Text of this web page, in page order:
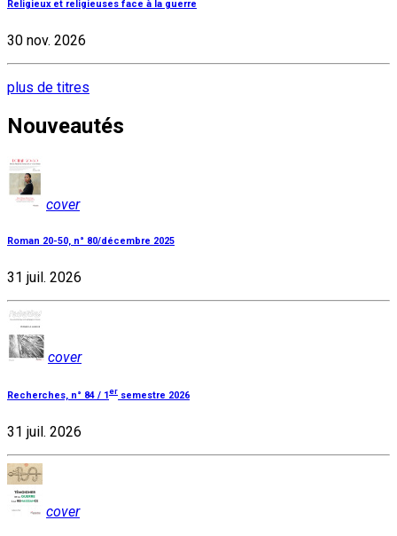
Religieux et religieuses face à la guerre
30 nov. 2026
plus de titres
Nouveautés
cover
Roman 20-50, n° 80/décembre 2025
31 juil. 2026
cover
Recherches, n° 84 / 1 er semestre 2026
31 juil. 2026
cover